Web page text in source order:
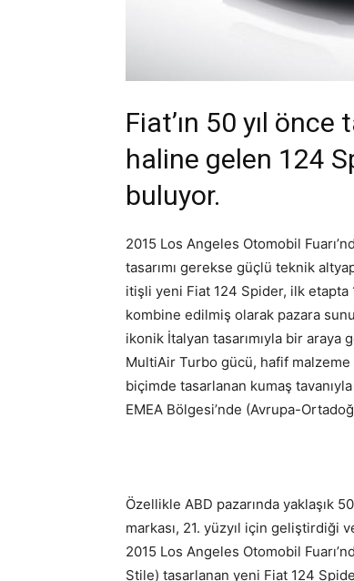
Fiat’ın 50 yıl önce
haline gelen 124
buluyor.
2015 Los Angeles Otomobil
tasarımı gerekse güçlü teknik
itişli yeni Fiat 124 Spider, ilk
kombine edilmiş olarak pazara
ikonik İtalyan tasarımıyla bir araya
MultiAir Turbo gücü, hafif malzeme
biçimde tasarlanan kumaş
EMEA Bölgesi’nde (Avrupa-
Özellikle ABD pazarında yaklaşık
markası, 21. yüzyıl için geliştirdiği
2015 Los Angeles Otomobil
Stile) tasarlanan yeni Fiat 124